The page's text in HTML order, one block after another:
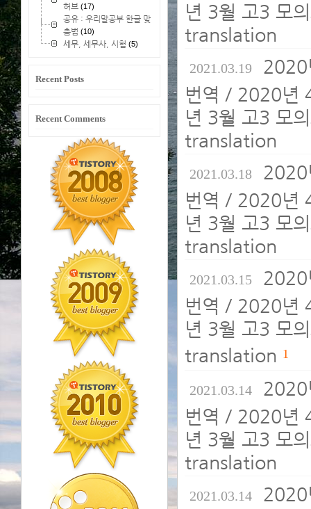
허브 (17)
공유 : 우리말공부 한글 맞
춤법 (10)
세무, 세무사, 시험 (5)
Recent Posts
Recent Comments
년 3월 고3 모
translation
2021.03.19 2020
번역 / 2020년
년 3월 고3 모
translation
2021.03.18 2020
번역 / 2020년
년 3월 고3 모
translation
2021.03.15 2020
번역 / 2020년
년 3월 고3 모
translation 1
2021.03.14 2020
번역 / 2020년
년 3월 고3 모
translation
2021.03.14 2020